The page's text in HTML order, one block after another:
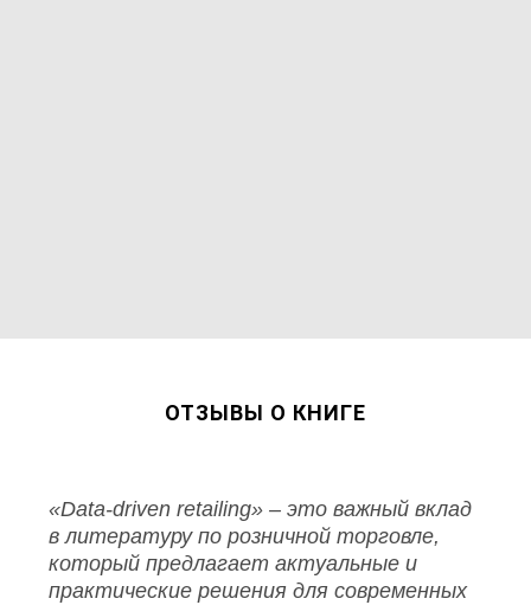
ОТЗЫВЫ О КНИГЕ
«Data-driven retailing» – это важный вклад
в литературу по розничной торговле,
который предлагает актуальные и
практические решения для современных